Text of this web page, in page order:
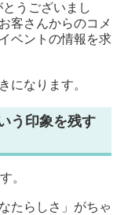
うございまし
客さんからのコメ
ベントの情報を求
になります。
う印象を残す
。
たらしさ」がちゃ